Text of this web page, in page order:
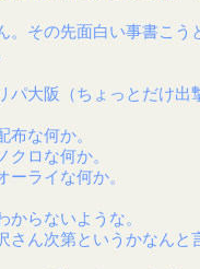
。その先面白い事書こう
パ大阪（ちょっとだけ出
布な何か。
クロな何か。
ーライな何か。
からないような。
さん次第というかなん